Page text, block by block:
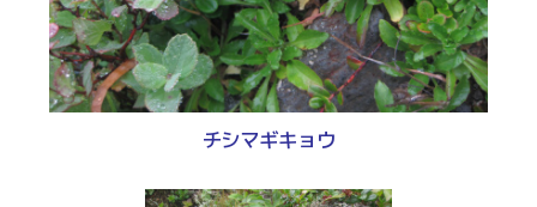
チシマギキョウ